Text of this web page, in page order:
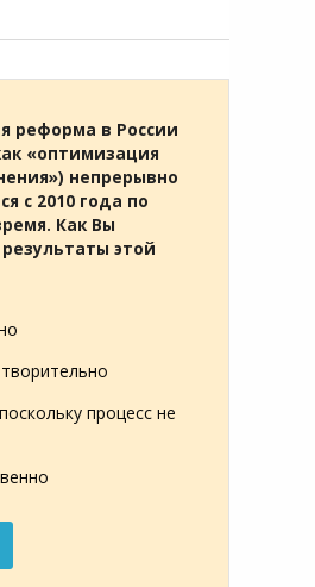
реформа в России
«оптимизация
непрерывно
с 2010 года по
Как Вы
этой
процесс не